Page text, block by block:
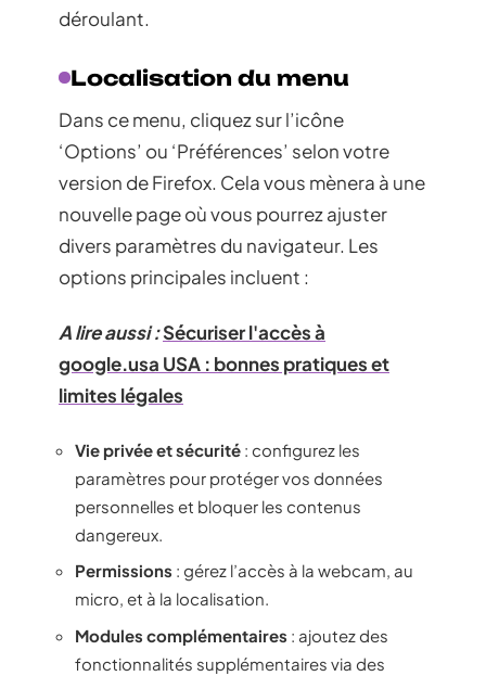
déroulant.
Localisation du menu
Dans ce menu, cliquez sur l’icône
‘Options’ ou ‘Préférences’ selon votre
version de Firefox. Cela vous mènera à une
nouvelle page où vous pourrez ajuster
divers paramètres du navigateur. Les
options principales incluent :
A lire aussi :Sécuriser l'accès à
google.usa USA : bonnes pratiques et
limites légales
Vie privée et sécurité : configurez les
paramètres pour protéger vos données
personnelles et bloquer les contenus
dangereux.
Permissions : gérez l’accès à la webcam, au
micro, et à la localisation.
Modules complémentaires : ajoutez des
fonctionnalités supplémentaires via des